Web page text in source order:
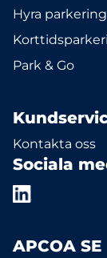
Hyra parkering
Park & Go
Kontakta oss
Sociala
APCOA SE